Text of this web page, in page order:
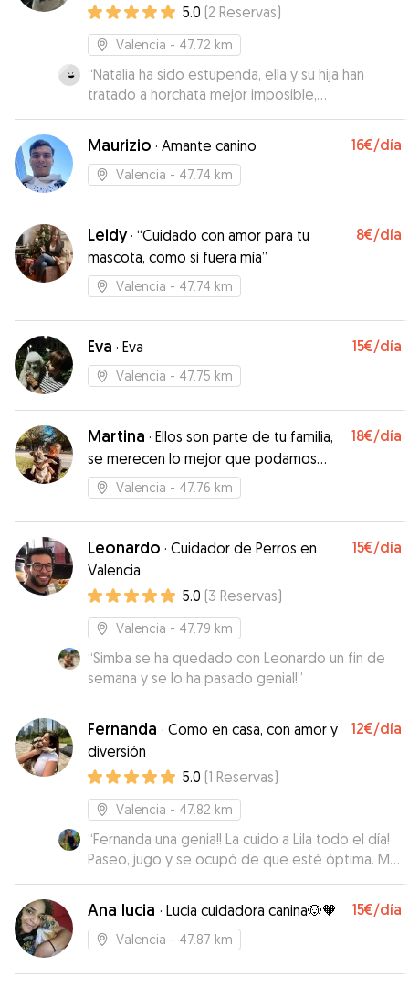
5.0 (2 Reservas)
Valencia - 47.72 km
“Natalia ha sido estupenda, ella y su hija han
tratado a horchata mejor imposible,
recomendo”
Maurizio · Amante canino 16€/día
Valencia - 47.74 km
Leidy· “Cuidado con amor para tu
mascota, como si fuera mía”
8€/día
Valencia - 47.74 km
Eva · Eva 15€/día
Valencia - 47.75 km
Martina · Ellos son parte de tu familia,
se merecen lo mejor que podamos
darles !
18€/día
Valencia - 47.76 km
Leonardo · Cuidador de Perros en
Valencia
15€/día
5.0 (3 Reservas)
Valencia - 47.79 km
“Simba se ha quedado con Leonardo un fin de
semana y se lo ha pasado genial!”
Fernanda · Como en casa, con amor y
diversión
12€/día
5.0 (1 Reservas)
Valencia - 47.82 km
“Fernanda una genia!! La cuido a Lila todo el día!
Paseo, jugo y se ocupó de que esté óptima. Me
mandaba fotos y updates de cómo estaba mi
bebé! Gracias Fer
Ana lucia · Lucia cuidadora canina🐶🧡 15€/día
Valencia - 47.87 km